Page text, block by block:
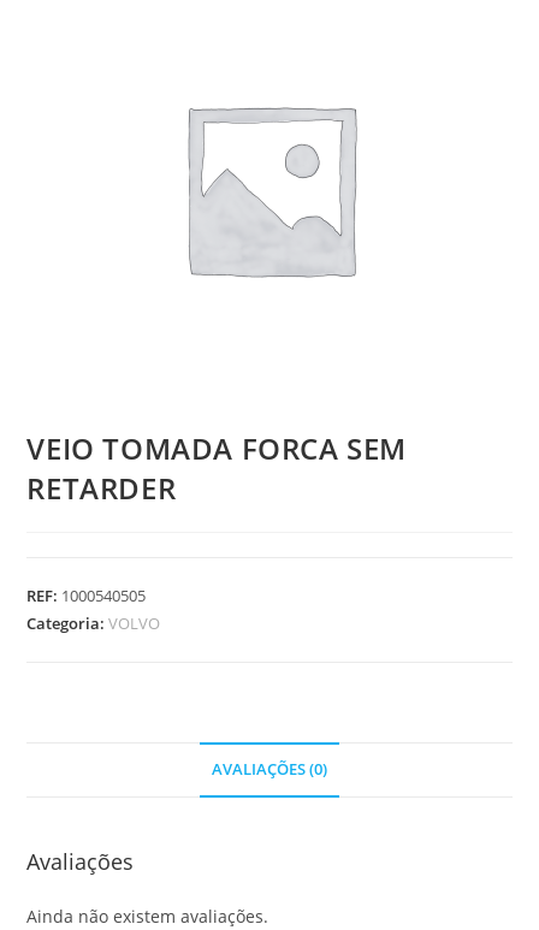
VEIO TOMADA FORCA SEM
RETARDER
REF: 1000540505
Categoria:VOLVO
AVALIAÇÕES (0)
Avaliações
Ainda não existem avaliações.